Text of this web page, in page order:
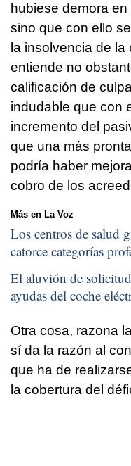
hubiese demora
sino que con ello
la insolvencia de la
entiende no
calificación de
indudable que con
incremento del
que una más
podría haber
cobro de los
Más en La Voz
Los centros de salud
catorce categorías
El aluvión de
ayudas del coche
Otra cosa, razona
sí da la razón al
que ha de
la cobertura del